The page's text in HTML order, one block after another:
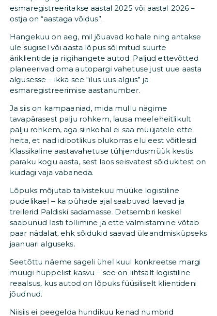
esmaregistreeritakse aastal 2025 või aastal 2026 –
ostja on “aastaga võidus”.
Hangekuu on aeg, mil jõuavad kohale ning antakse
üle sügisel või aasta lõpus sõlmitud suurte
äriklientide ja riigihangete autod. Paljud ettevõtted
planeerivad oma autopargi vahetuse just uue aasta
algusesse – ikka see “ilus uus algus” ja
esmaregistreerimise aastanumber.
Ja siis on kampaaniad, mida mullu nägime
tavapärasest palju rohkem, lausa meeleheitlikult
palju rohkem, aga siinkohal ei saa müüjatele ette
heita, et nad idiootlikus olukorras elu eest võitlesid.
Klassikaline aastavahetuse tühjendusmüük kestis
paraku kogu aasta, sest laos seisvatest sõidukitest on
kuidagi vaja vabaneda.
Lõpuks mõjutab talvistekuu müüke logistiline
pudelikael – ka pühade ajal saabuvad laevad ja
treilerid Paldiski sadamasse. Detsembri keskel
saabunud lasti tollimine ja ette valmistamine võtab
paar nädalat, ehk sõidukid saavad üleandmisküpseks
jaanuari alguseks.
Seetõttu näeme sageli ühel kuul konkreetse margi
müügi hüppelist kasvu – see on lihtsalt logistiline
reaalsus, kus autod on lõpuks füüsiliselt klientideni
jõudnud.
Niisiis ei peegelda hundikuu kenad numbrid